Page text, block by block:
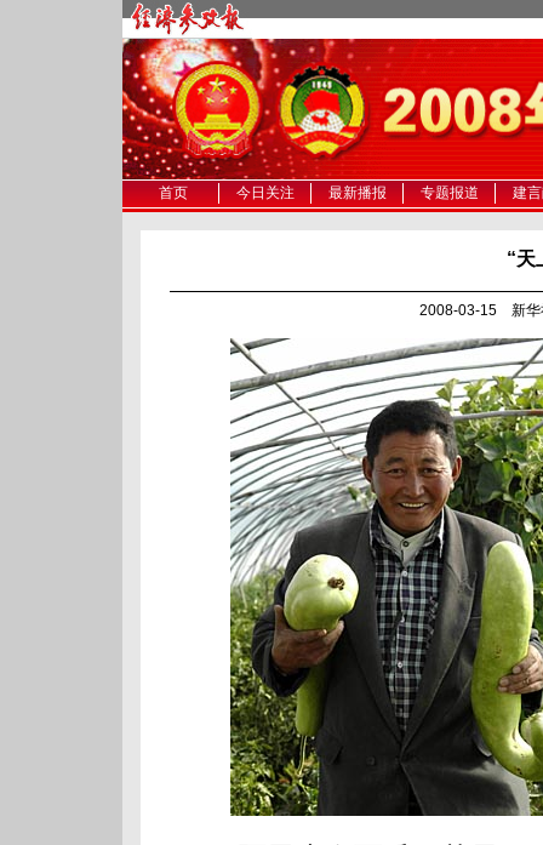
首页 今日关注 最新播报 专题报道 建
“天
2008-03-15 新华